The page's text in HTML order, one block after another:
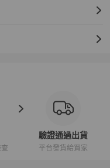
驗證通過出貨
平台發貨給買家